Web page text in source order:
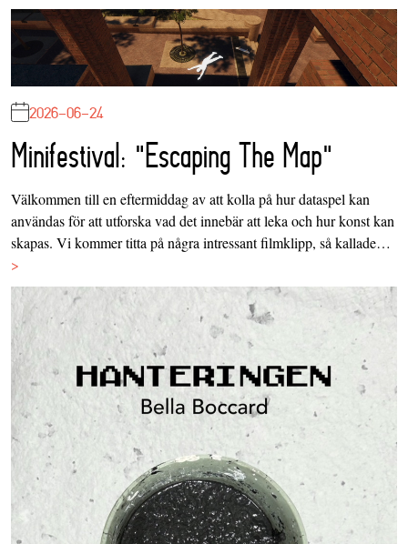
2026-06-24
Minifestival: "Escaping The Map"
Välkommen till en eftermiddag av att kolla på hur dataspel kan
användas för att utforska vad det innebär att leka och hur konst kan
skapas. Vi kommer titta på några intressant filmklipp, så kallade…
>